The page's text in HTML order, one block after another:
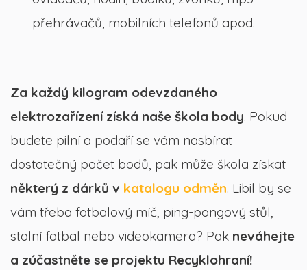
přehrávačů, mobilních telefonů apod.
Za každý kilogram odevzdaného
elektrozařízení získá naše škola body. Pokud
budete pilní a podaří se vám nasbírat
dostatečný počet bodů, pak může škola získat
některý z dárků v katalogu odměn. Libil by se
vám třeba fotbalový míč, ping-pongový stůl,
stolní fotbal nebo videokamera? Pak neváhejte
a zúčastněte se projektu Recyklohraní!